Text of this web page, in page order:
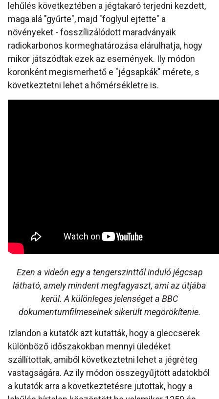
lehűlés következtében a jégtakaró terjedni kezdett,
maga alá "gyűrte", majd "foglyul ejtette" a
növényeket - fosszílizálódott maradványaik
radiokarbonos kormeghatározása elárulhatja, hogy
mikor játszódtak ezek az események. Ily módon
koronként megismerhető e "jégsapkák" mérete, s
következtetni lehet a hőmérsékletre is.
Ezen a videón egy a tengerszinttől induló jégcsap
látható, amely mindent megfagyaszt, ami az útjába
kerül. A különleges jelenséget a BBC
dokumentumfilmeseinek sikerült megörökítenie.
Izlandon a kutatók azt kutatták, hogy a gleccserek
különböző időszakokban mennyi üledéket
szállítottak, amiből következtetni lehet a jégréteg
vastagságára. Az ily módon összegyűjtött adatokból
a kutatók arra a következtetésre jutottak, hogy a